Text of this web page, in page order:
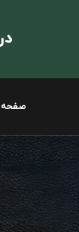
صفحه